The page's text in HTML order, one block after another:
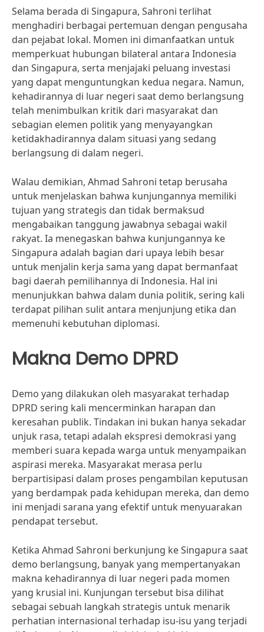
Selama berada di Singapura, Sahroni terlihat
menghadiri berbagai pertemuan dengan pengusaha
dan pejabat lokal. Momen ini dimanfaatkan untuk
memperkuat hubungan bilateral antara Indonesia
dan Singapura, serta menjajaki peluang investasi
yang dapat menguntungkan kedua negara. Namun,
kehadirannya di luar negeri saat demo berlangsung
telah menimbulkan kritik dari masyarakat dan
sebagian elemen politik yang menyayangkan
ketidakhadirannya dalam situasi yang sedang
berlangsung di dalam negeri.
Walau demikian, Ahmad Sahroni tetap berusaha
untuk menjelaskan bahwa kunjungannya memiliki
tujuan yang strategis dan tidak bermaksud
mengabaikan tanggung jawabnya sebagai wakil
rakyat. Ia menegaskan bahwa kunjungannya ke
Singapura adalah bagian dari upaya lebih besar
untuk menjalin kerja sama yang dapat bermanfaat
bagi daerah pemilihannya di Indonesia. Hal ini
menunjukkan bahwa dalam dunia politik, sering kali
terdapat pilihan sulit antara menjunjung etika dan
memenuhi kebutuhan diplomasi.
Makna Demo DPRD
Demo yang dilakukan oleh masyarakat terhadap
DPRD sering kali mencerminkan harapan dan
keresahan publik. Tindakan ini bukan hanya sekadar
unjuk rasa, tetapi adalah ekspresi demokrasi yang
memberi suara kepada warga untuk menyampaikan
aspirasi mereka. Masyarakat merasa perlu
berpartisipasi dalam proses pengambilan keputusan
yang berdampak pada kehidupan mereka, dan demo
ini menjadi sarana yang efektif untuk menyuarakan
pendapat tersebut.
Ketika Ahmad Sahroni berkunjung ke Singapura saat
demo berlangsung, banyak yang mempertanyakan
makna kehadirannya di luar negeri pada momen
yang krusial ini. Kunjungan tersebut bisa dilihat
sebagai sebuah langkah strategis untuk menarik
perhatian internasional terhadap isu-isu yang terjadi